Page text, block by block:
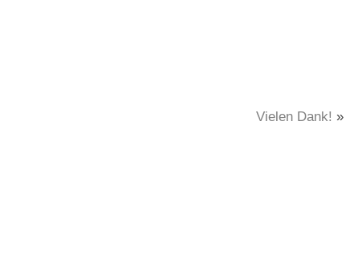
Vielen Dank! »